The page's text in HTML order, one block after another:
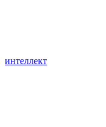
интеллект